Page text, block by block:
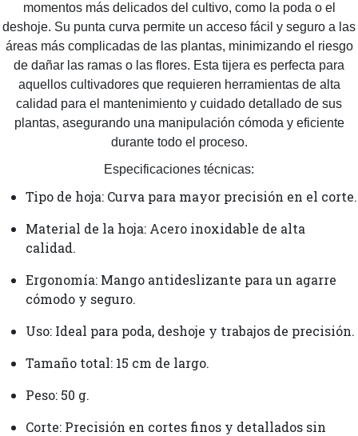
momentos más delicados del cultivo, como la poda o el
deshoje. Su punta curva permite un acceso fácil y seguro a las
áreas más complicadas de las plantas, minimizando el riesgo
de dañar las ramas o las flores. Esta tijera es perfecta para
aquellos cultivadores que requieren herramientas de alta
calidad para el mantenimiento y cuidado detallado de sus
plantas, asegurando una manipulación cómoda y eficiente
durante todo el proceso.
Especificaciones técnicas:
Tipo de hoja: Curva para mayor precisión en el corte.
Material de la hoja: Acero inoxidable de alta
calidad.
Ergonomía: Mango antideslizante para un agarre
cómodo y seguro.
Uso: Ideal para poda, deshoje y trabajos de precisión.
Tamaño total: 15 cm de largo.
Peso: 50 g.
Corte: Precisión en cortes finos y detallados sin